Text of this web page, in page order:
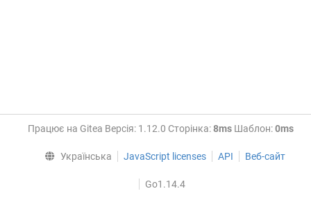
Працює на Gitea Версія: 1.12.0 Сторінка:8msШаблон:0ms
Українська JavaScript licenses API Веб-сайт
Go1.14.4